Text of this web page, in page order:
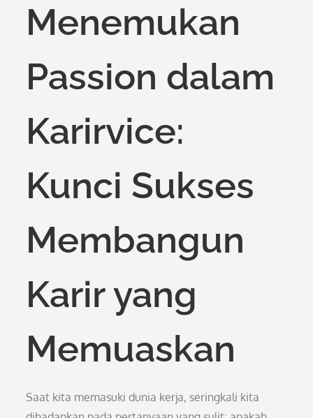
Menemukan
Passion dalam
Karirvice:
Kunci Sukses
Membangun
Karir yang
Memuaskan
Saat kita memasuki dunia kerja, seringkali kita